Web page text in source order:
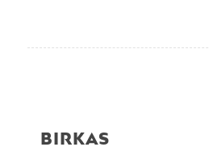
BIRKAS